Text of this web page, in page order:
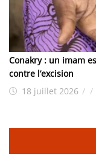
Conakry : un imam
contre l’excision
18 juillet 2026 / /